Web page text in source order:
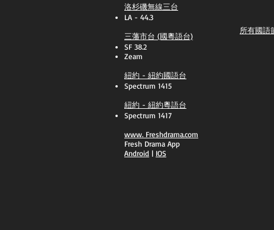
洛杉磯無線三台
LA - 44.3
三藩市台 (國粵語台)
SF 38.2
Zeam
紐約 - 紐約國語台
Spectrum 1415
紐約 - 紐約粵語台
Spectrum 1417
​www. Freshdrama.com
Fresh Drama App
​Android | IOS
所有國語